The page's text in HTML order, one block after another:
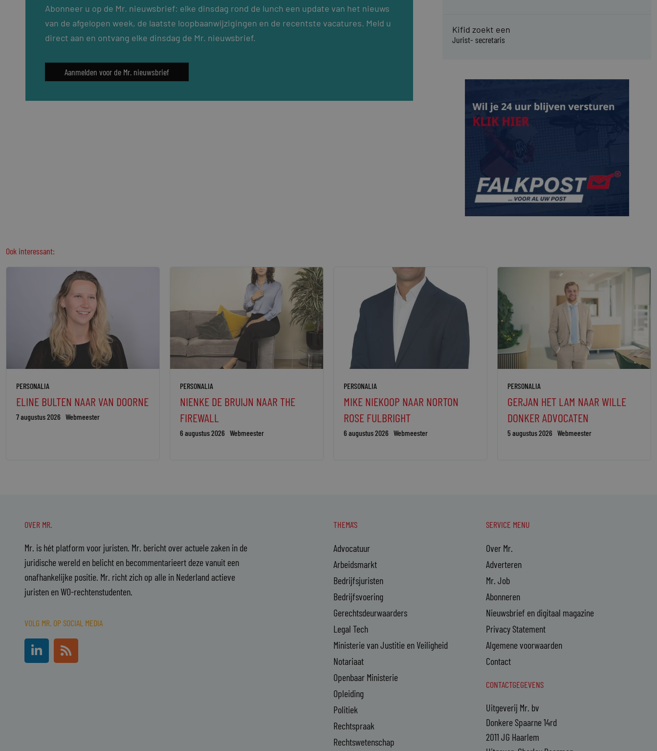
Abonneer u op de Mr. nieuwsbrief: elke dinsdag rond de lunch een update van het nieuws
van de afgelopen week, de laatste loopbaanwijzigingen en de recentste vacatures. Meld u
direct aan en ontvang elke dinsdag de Mr. nieuwsbrief.
Aanmelden voor de Mr. nieuwsbrief
Kifid zoekt een
Jurist- secretaris
Ook interessant:
PERSONALIA
ELINE BULTEN NAAR VAN DOORNE
7 augustus 2026 Webmeester
PERSONALIA
NIENKE DE BRUIJN NAAR THE
FIREWALL
6 augustus 2026 Webmeester
PERSONALIA
MIKE NIEKOOP NAAR NORTON
ROSE FULBRIGHT
6 augustus 2026 Webmeester
PERSONALIA
GERJAN HET LAM NAAR WILLE
DONKER ADVOCATEN
5 augustus 2026 Webmeester
OVER MR.
Mr. is hét platform voor juristen. Mr. bericht over actuele zaken in de
juridische wereld en belicht en becommentarieert deze vanuit een
onafhankelijke positie. Mr. richt zich op alle in Nederland actieve
juristen en WO-rechtenstudenten.
VOLG MR. OP SOCIAL MEDIA
L
i
n
R
s
s
THEMA'S
Advocatuur
Arbeidsmarkt
Bedrijfsjuristen
Bedrijfsvoering
Gerechtsdeurwaarders
Legal Tech
Ministerie van Justitie en Veiligheid
Notariaat
Openbaar Ministerie
Opleiding
Politiek
Rechtspraak
Rechtswetenschap
SERVICE MENU
Over Mr.
Adverteren
Mr. Job
Abonneren
Nieuwsbrief en digitaal magazine
Privacy Statement
Algemene voorwaarden
Contact
CONTACTGEGEVENS
Uitgeverij Mr. bv
Donkere Spaarne 14rd
2011 JG Haarlem